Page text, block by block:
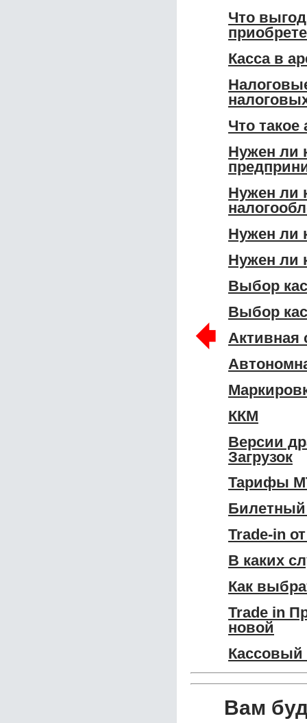
Что
Касса в
Что
Нужен ли
Нужен ли
Нужен ли
Нужен ли
Выбор
Выбор
Активная
ККМ
Версии
Загрузок
Тарифы
Билетный
Trade-in
В каких
Как
Trade in
новой
Кассовый
🠸
Вам